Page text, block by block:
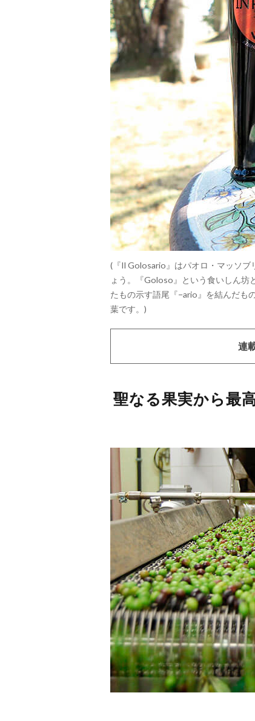
(『Il Golosario』はパオロ・マッソブ
ょう。『Goloso』という食いしん
たもの示す語尾『−ario』を結んだも
葉です。)
連
聖なる果実から最